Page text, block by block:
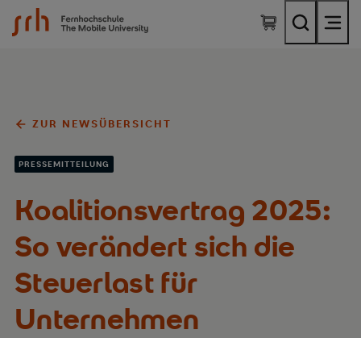
SRH Fernhochschule - The Mobile University
ZUR NEWSÜBERSICHT
PRESSEMITTEILUNG
Koalitionsvertrag 2025:
So verändert sich die
Steuerlast für
Unternehmen